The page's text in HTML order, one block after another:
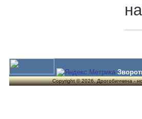
Copyright © 2026. Дрогобиччина -